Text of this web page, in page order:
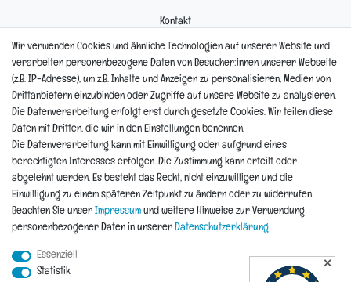
Kontakt
Reklamation
Informationen
Hinweis zur Entsorgung von Altbaterien
*Teil-Widerruf
Wir verwenden Cookies und ähnliche Technologien auf unserer Website und
verarbeiten personenbezogene Daten von Besucher:innen unserer Webseite
(z.B. IP-Adresse), um z.B. Inhalte und Anzeigen zu personalisieren, Medien von
Drittanbietern einzubinden oder Zugriffe auf unsere Website zu analysieren.
Die Datenverarbeitung erfolgt erst durch gesetzte Cookies. Wir teilen diese
Daten mit Dritten, die wir in den Einstellungen benennen.
Die Datenverarbeitung kann mit Einwilligung oder aufgrund eines
berechtigten Interesses erfolgen. Die Zustimmung kann erteilt oder
abgelehnt werden. Es besteht das Recht, nicht einzuwilligen und die
Einwilligung zu einem späteren Zeitpunkt zu ändern oder zu widerrufen.
Beachten Sie unser Impressum und weitere Hinweise zur Verwendung
personenbezogener Daten in unserer Daten­schutz­erklärung.
Essenziell
Statistik
✕